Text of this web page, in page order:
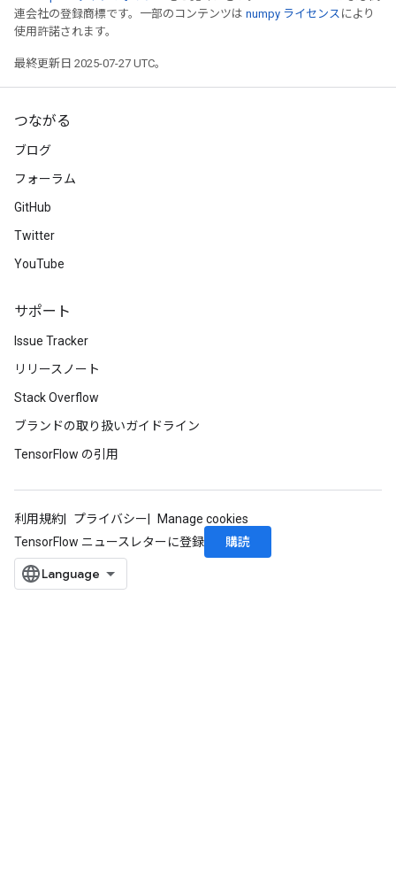
連会社の登録商標です。一部のコンテンツは numpy ライセンス により
使用許諾されます。
最終更新日 2025-07-27 UTC。
つながる
ブログ
フォーラム
GitHub
Twitter
YouTube
サポート
Issue Tracker
リリースノート
Stack Overflow
ブランドの取り扱いガイドライン
TensorFlow の引用
利用規約 プライバシー
Manage cookies
TensorFlow ニュースレターに登録
購読